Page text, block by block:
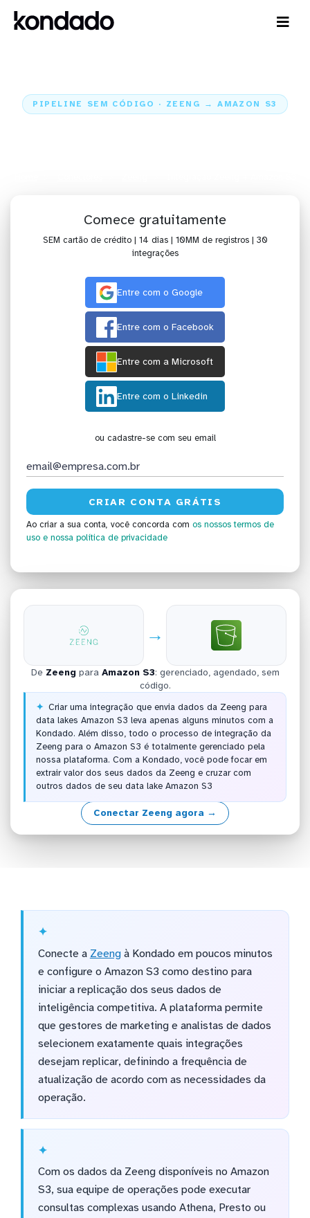
PIPELINE SEM CÓDIGO · ZEENG → AMAZON S3
Comece gratuitamente
SEM cartão de crédito | 14 dias | 10MM de registros | 30
integrações
Entre com o Google
Entre com o Facebook
Entre com a Microsoft
Entre com o Linkedin
ou cadastre-se com seu email
Ao criar a sua conta, você concorda com os nossos termos de
uso e nossa política de privacidade
→
De Zeengpara Amazon S3: gerenciado, agendado, sem
código.
Criar uma integração que envia dados da Zeeng para
data lakes Amazon S3 leva apenas alguns minutos com a
Kondado. Além disso, todo o processo de integração da
Zeeng para o Amazon S3 é totalmente gerenciado pela
nossa plataforma. Com a Kondado, você pode focar em
extrair valor dos seus dados da Zeeng e cruzar com
outros dados de seu data lake Amazon S3
Conectar Zeeng agora →
Conecte a Zeengà Kondado em poucos minutos
e configure o Amazon S3 como destino para
iniciar a replicação dos seus dados de
inteligência competitiva. A plataforma permite
que gestores de marketing e analistas de dados
selecionem exatamente quais integrações
desejam replicar, definindo a frequência de
atualização de acordo com as necessidades da
operação.
Com os dados da Zeeng disponíveis no Amazon
S3, sua equipe de operações pode executar
consultas complexas usando Athena, Presto ou